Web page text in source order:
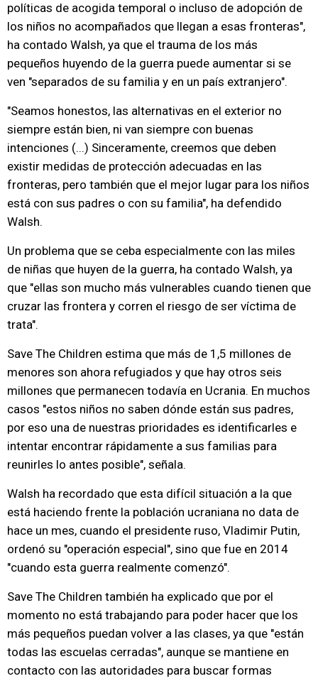
políticas de acogida temporal o incluso de adopción de
los niños no acompañados que llegan a esas fronteras",
ha contado Walsh, ya que el trauma de los más
pequeños huyendo de la guerra puede aumentar si se
ven "separados de su familia y en un país extranjero".
"Seamos honestos, las alternativas en el exterior no
siempre están bien, ni van siempre con buenas
intenciones (...) Sinceramente, creemos que deben
existir medidas de protección adecuadas en las
fronteras, pero también que el mejor lugar para los niños
está con sus padres o con su familia", ha defendido
Walsh.
Un problema que se ceba especialmente con las miles
de niñas que huyen de la guerra, ha contado Walsh, ya
que "ellas son mucho más vulnerables cuando tienen que
cruzar las frontera y corren el riesgo de ser víctima de
trata".
Save The Children estima que más de 1,5 millones de
menores son ahora refugiados y que hay otros seis
millones que permanecen todavía en Ucrania. En muchos
casos "estos niños no saben dónde están sus padres,
por eso una de nuestras prioridades es identificarles e
intentar encontrar rápidamente a sus familias para
reunirles lo antes posible", señala.
Walsh ha recordado que esta difícil situación a la que
está haciendo frente la población ucraniana no data de
hace un mes, cuando el presidente ruso, Vladimir Putin,
ordenó su "operación especial", sino que fue en 2014
"cuando esta guerra realmente comenzó".
Save The Children también ha explicado que por el
momento no está trabajando para poder hacer que los
más pequeños puedan volver a las clases, ya que "están
todas las escuelas cerradas", aunque se mantiene en
contacto con las autoridades para buscar formas